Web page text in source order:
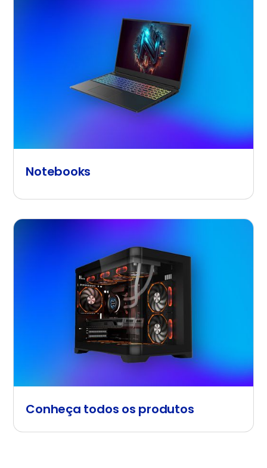
Notebooks
Conheça todos os produtos